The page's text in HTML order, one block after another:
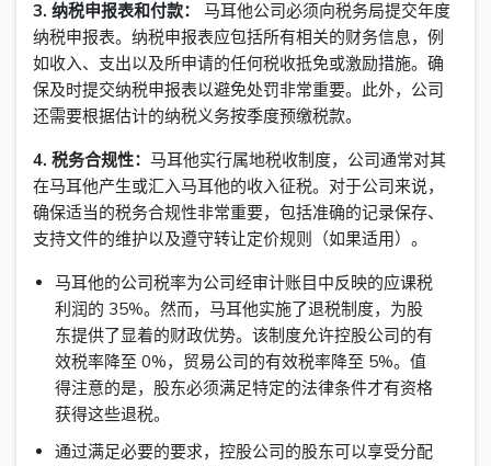
3. 纳税申报表和付款：
马耳他公司必须向税务局提交年度
纳税申报表。纳税申报表应包括所有相关的财务信息，例
如收入、支出以及所申请的任何税收抵免或激励措施。确
保及时提交纳税申报表以避免处罚非常重要。此外，公司
还需要根据估计的纳税义务按季度预缴税款。
4. 税务合规性： 马耳他实行属地税收制度，公司通常对其
在马耳他产生或汇入马耳他的收入征税。对于公司来说，
确保适当的税务合规性非常重要，包括准确的记录保存、
支持文件的维护以及遵守转让定价规则（如果适用）。
马耳他的公司税率为公司经审计账目中反映的应课税
利润的 35%。然而，马耳他实施了退税制度，为股
东提供了显着的财政优势。该制度允许控股公司的有
效税率降至 0%，贸易公司的有效税率降至 5%。值
得注意的是，股东必须满足特定的法律条件才有资格
获得这些退税。
通过满足必要的要求，控股公司的股东可以享受分配